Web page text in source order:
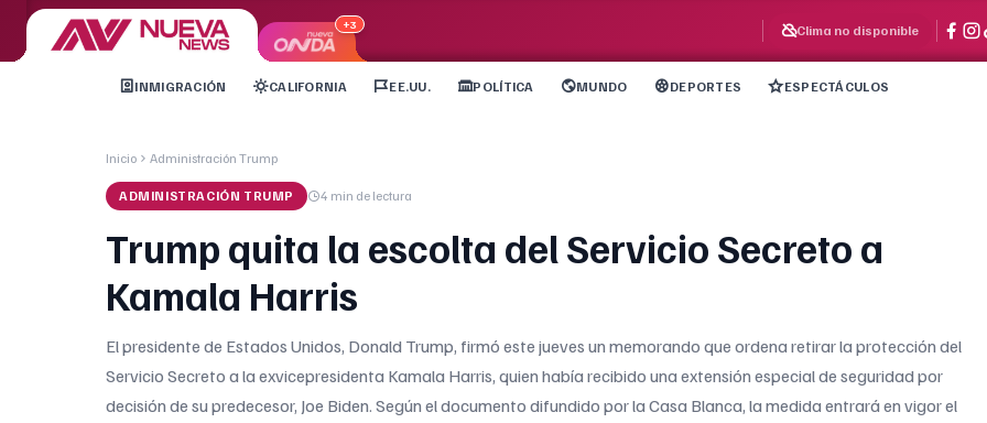
+3 Clima no disponible
INMIGRACIÓN CALIFORNIA EE.UU. POLÍTICA MUNDO DEPORTES ESPECTÁCULOS
Inicio Administración Trump
ADMINISTRACIÓN TRUMP 4 min de lectura
Trump quita la escolta del Servicio Secreto a
Kamala Harris
El presidente de Estados Unidos, Donald Trump, firmó este jueves un memorando que ordena retirar la protección del
Servicio Secreto a la exvicepresidenta Kamala Harris, quien había recibido una extensión especial de seguridad por
decisión de su predecesor, Joe Biden. Según el documento difundido por la Casa Blanca, la medida entrará en vigor el